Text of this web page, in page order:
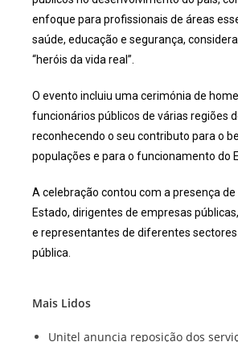
enfoque para profissionais de áreas
saúde, educação e segurança,
“heróis da vida real”.
O evento incluiu uma cerimónia de
funcionários públicos de várias regiões
reconhecendo o seu contributo para o
populações e para o funcionamento do
A celebração contou com a presença
Estado, dirigentes de empresas
e representantes de diferentes
pública.
Mais Lidos
Unitel anuncia reposição dos